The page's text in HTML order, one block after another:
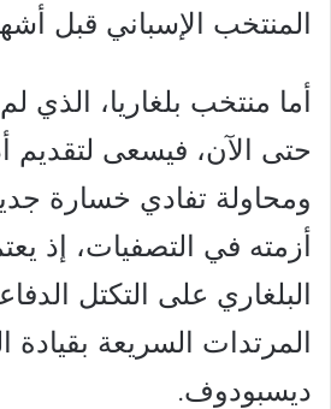
المنتخب الإسباني قبل
أما منتخب بلغاريا،
حتى الآن، فيسعى لتقديم
ومحاولة تفادي خسارة
أزمته في التصفيات، إذ
البلغاري على التكتل
المرتدات السريعة بقيادة
ديسبودوف.